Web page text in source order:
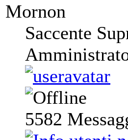
Mornon
Saccente
5582